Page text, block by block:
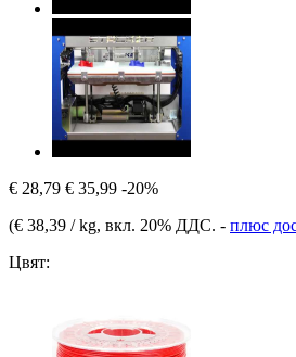
€ 28,79 € 35,99 -20%
(€ 38,39 / kg, вкл. 20% ДДС. - плюс
Цвят: